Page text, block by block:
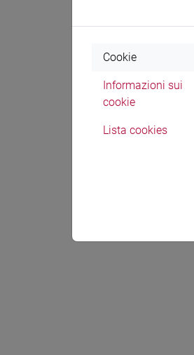
Cookie
Informazioni sui
cookie
Lista cookies